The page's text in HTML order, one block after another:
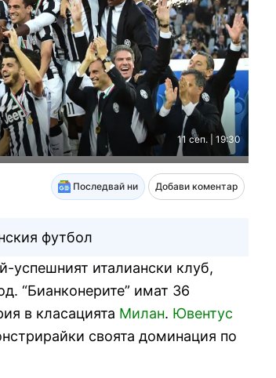
11 сеп. | 19:30
Последвай ни Добави коментар
футбол
успешният италиански клуб,
“Бианконерите” имат 36
в класацията Милан. Ювентус
своята доминация по